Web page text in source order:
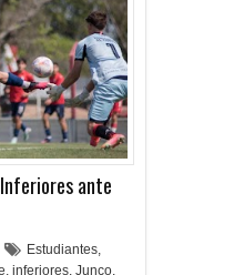
ante
Estudiantes,
, inferiores, Junco,